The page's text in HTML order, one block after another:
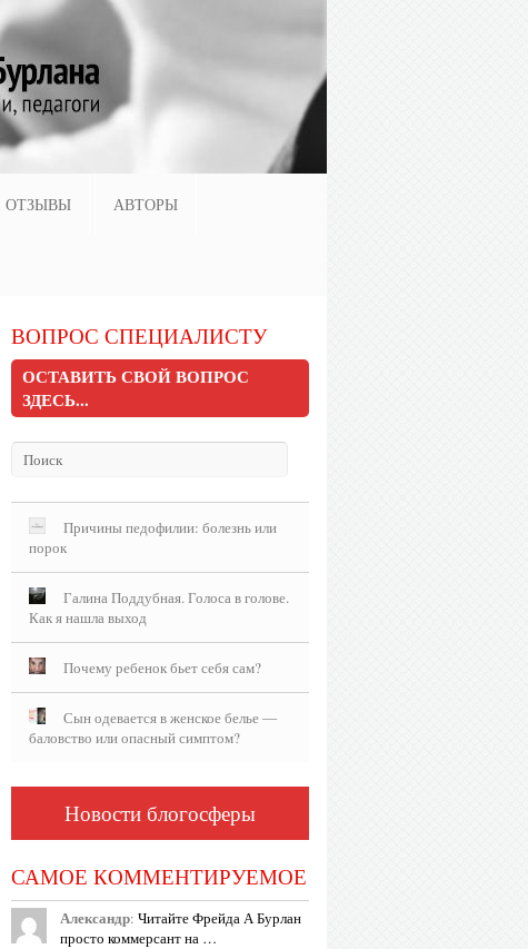
ОТЗЫВЫ АВТОРЫ
ВОПРОС СПЕЦИАЛИСТУ
ОСТАВИТЬ СВОЙ ВОПРОС
ЗДЕСЬ...
Причины педофилии: болезнь или
порок
Галина Поддубная. Голоса в голове.
Как я нашла выход
Почему ребенок бьет себя сам?
Сын одевается в женское белье —
баловство или опасный симптом?
Новости блогосферы
САМОЕ КОММЕНТИРУЕМОЕ
Александр: Читайте Фрейда А Бурлан
просто коммерсант на …